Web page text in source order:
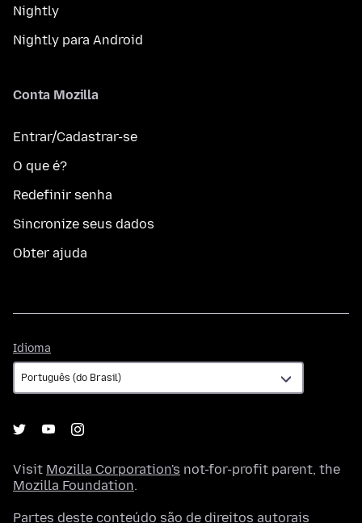
Nightly
Nightly para Android
Conta Mozilla
Entrar/Cadastrar-se
O que é?
Redefinir senha
Sincronize seus dados
Obter ajuda
Idioma
Visit Mozilla Corporation's not-for-profit parent, the
Mozilla Foundation.
Partes deste conteúdo são de direitos autorais